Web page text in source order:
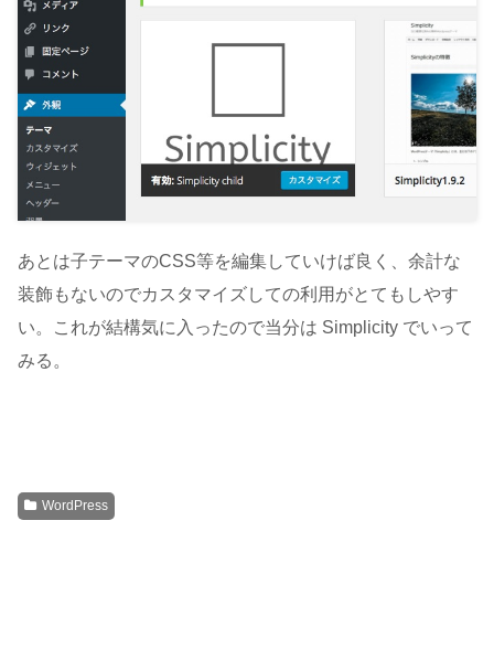
あとは子テーマのCSS等を編集していけば良く、余計な
装飾もないのでカスタマイズしての利用がとてもしやす
い。これが結構気に入ったので当分は Simplicity でいって
みる。
WordPress